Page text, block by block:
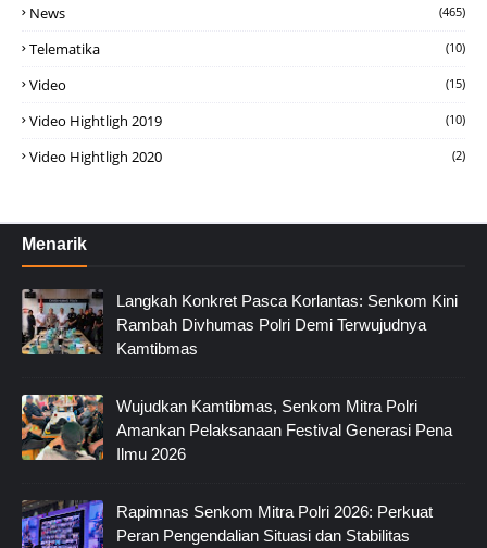
News (465)
Telematika (10)
Video (15)
Video Hightligh 2019 (10)
Video Hightligh 2020 (2)
Menarik
Langkah Konkret Pasca Korlantas: Senkom Kini
Rambah Divhumas Polri Demi Terwujudnya
Kamtibmas
Wujudkan Kamtibmas, Senkom Mitra Polri
Amankan Pelaksanaan Festival Generasi Pena
Ilmu 2026
Rapimnas Senkom Mitra Polri 2026: Perkuat
Peran Pengendalian Situasi dan Stabilitas